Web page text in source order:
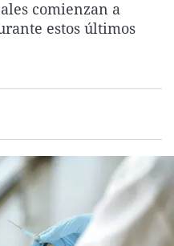
La rosa de los vientos
Caso
Extremadura
Virales
comienzan a
estos últimos